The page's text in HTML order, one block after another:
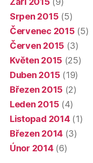
Srpen 2015 (5)
Červenec 2015 (5)
Červen 2015 (3)
Květen 2015 (25)
Duben 2015 (19)
Březen 2015 (2)
Leden 2015 (4)
Listopad 2014(1)
Březen 2014 (3)
Únor 2014(6)